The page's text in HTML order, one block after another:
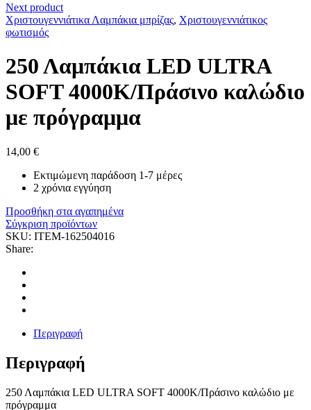
Next product
Χριστουγεννιάτικα Λαμπάκια μπρίζας, Χριστουγεννιάτικος
φωτισμός
250 Λαμπάκια LED ULTRA
SOFT 4000Κ/Πράσινο καλώδιο
με πρόγραμμα
14,00 €
Εκτιμώμενη παράδοση 1-7 μέρες
2 χρόνια εγγύηση
Προσθήκη στα αγαπημένα
Σύγκριση προϊόντων
SKU: ITEM-162504016
Share:
Περιγραφή
Περιγραφή
250 Λαμπάκια LED ULTRA SOFT 4000Κ/Πράσινο καλώδιο με
πρόγραμμα